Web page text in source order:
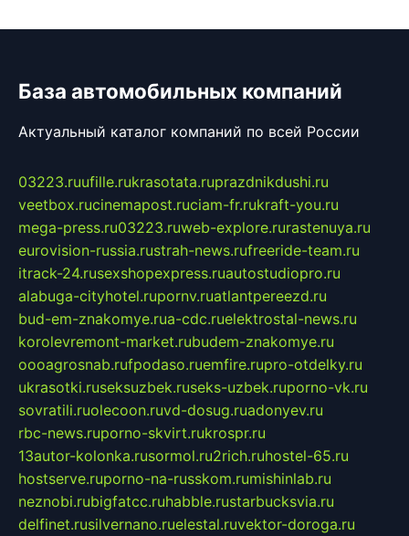
База автомобильных компаний
Актуальный каталог компаний по всей России
03223.ruufille.rukrasotata.ruprazdnikdushi.ru
veetbox.rucinemapost.ruciam-fr.rukraft-you.ru
mega-press.ru03223.ruweb-explore.rurastenuya.ru
eurovision-russia.rustrah-news.rufreeride-team.ru
itrack-24.rusexshopexpress.ruautostudiopro.ru
alabuga-cityhotel.rupornv.ruatlantpereezd.ru
bud-em-znakomye.rua-cdc.ruelektrostal-news.ru
korolevremont-market.rubudem-znakomye.ru
oooagrosnab.rufpodaso.ruemfire.rupro-otdelky.ru
ukrasotki.ruseksuzbek.ruseks-uzbek.ruporno-vk.ru
sovratili.ruolecoon.ruvd-dosug.ruadonyev.ru
rbc-news.ruporno-skvirt.rukrospr.ru
13autor-kolonka.rusormol.ru2rich.ruhostel-65.ru
hostserve.ruporno-na-russkom.rumishinlab.ru
neznobi.rubigfatcc.ruhabble.rustarbucksvia.ru
delfinet.rusilvernano.ruelestal.ruvektor-doroga.ru